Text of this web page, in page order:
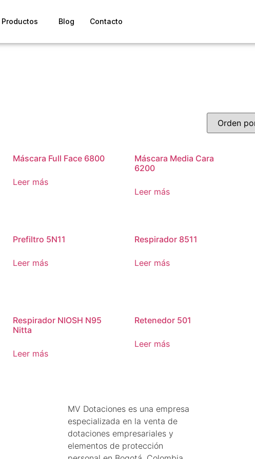
Productos Blog Contacto
Máscara Full Face 6800
Leer más
Máscara Media Cara
6200
Leer más
Prefiltro 5N11
Leer más
Respirador 8511
Leer más
Respirador NIOSH N95
Nitta
Leer más
Retenedor 501
Leer más
MV Dotaciones es una empresa
especializada en la venta de
dotaciones empresariales y
elementos de protección